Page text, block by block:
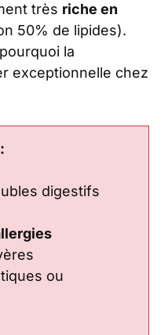
très riche en
50% de lipides).
la
exceptionnelle chez
digestifs
ou